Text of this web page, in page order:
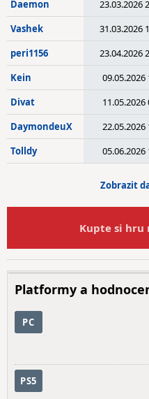
Daemon 23.03.2026
Vashek 31.03.2026
peri1156 23.04.2026
Kein 09.05.2026
Divat 11.05.2026
DaymondeuX 22.05.2026
Tolldy 05.06.2026
Zobrazit
Kupte si hru
Platformy a
PC
PS5